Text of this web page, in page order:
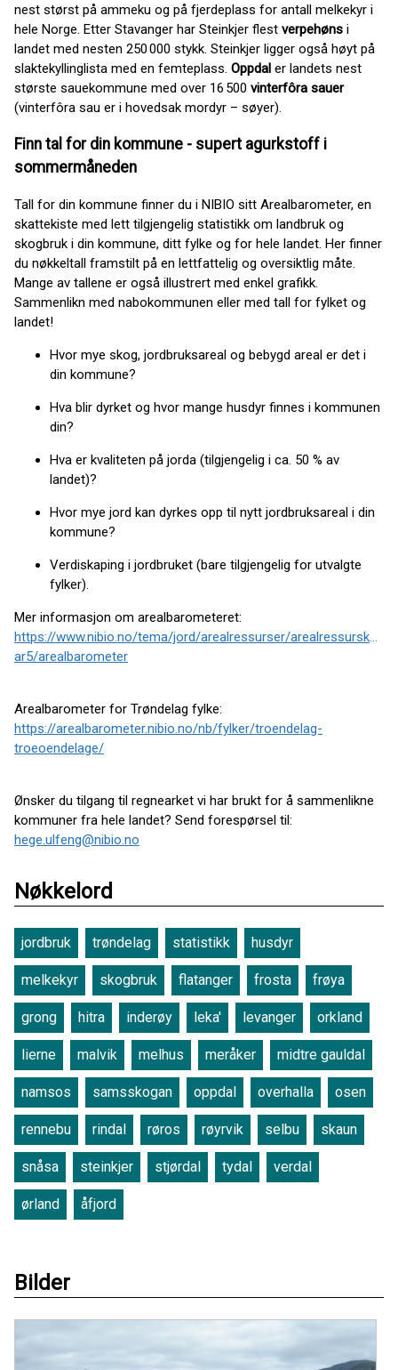
nest størst på ammeku og på fjerdeplass for antall melkekyr i
hele Norge. Etter Stavanger har Steinkjer flest verpehøns i
landet med nesten 250 000 stykk. Steinkjer ligger også høyt på
slaktekyllinglista med en femteplass. Oppdal er landets nest
største sauekommune med over 16 500 vinterfôra sauer
(vinterfôra sau er i hovedsak mordyr – søyer).
Finn tal for din kommune - supert agurkstoff i
sommermåneden
Tall for din kommune finner du i NIBIO sitt Arealbarometer, en
skattekiste med lett tilgjengelig statistikk om landbruk og
skogbruk i din kommune, ditt fylke og for hele landet. Her finner
du nøkkeltall framstilt på en lettfattelig og oversiktlig måte.
Mange av tallene er også illustrert med enkel grafikk.
Sammenlikn med nabokommunen eller med tall for fylket og
landet!
Hvor mye skog, jordbruksareal og bebygd areal er det i
din kommune?
Hva blir dyrket og hvor mange husdyr finnes i kommunen
din?
Hva er kvaliteten på jorda (tilgjengelig i ca. 50 % av
landet)?
Hvor mye jord kan dyrkes opp til nytt jordbruksareal i din
kommune?
Verdiskaping i jordbruket (bare tilgjengelig for utvalgte
fylker).
Mer informasjon om arealbarometeret:
https://www.nibio.no/tema/jord/arealressurser/arealressurskart-
ar5/arealbarometer
Arealbarometer for Trøndelag fylke:
https://arealbarometer.nibio.no/nb/fylker/troendelag-
troeoendelage/
Ønsker du tilgang til regnearket vi har brukt for å sammenlikne
kommuner fra hele landet? Send forespørsel til:
hege.ulfeng@nibio.no
Nøkkelord
jordbruk trøndelag statistikk husdyr
melkekyr skogbruk flatanger frosta frøya
grong hitra inderøy leka' levanger orkland
lierne malvik melhus meråker midtre gauldal
namsos samsskogan oppdal overhalla osen
rennebu rindal røros røyrvik selbu skaun
snåsa steinkjer stjørdal tydal verdal
ørland åfjord
Bilder